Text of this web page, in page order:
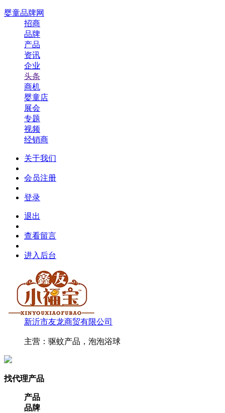
婴童品牌网
招商
品牌
产品
资讯
企业
头条
商机
婴童店
展会
专题
视频
经销商
关于我们
会员注册
登录
退出
查看留言
进入后台
新沂市友龙商贸有限公司
主营：驱蚊产品，泡泡浴球
找代理产品
产品
品牌